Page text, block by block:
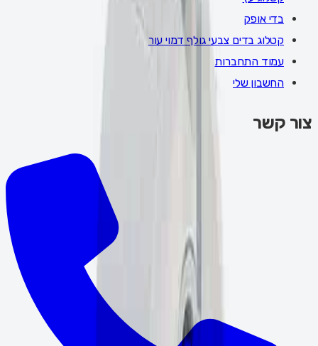
בדי אופק
קטלוג בדים צבעי גולף דמוי עור
עמוד התחברות
החשבון שלי
צור קשר